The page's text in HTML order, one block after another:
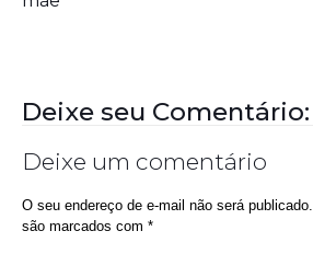
Deixe seu Comentário:
Deixe um comentário
O seu endereço de e-mail não será publicado.
são marcados com *